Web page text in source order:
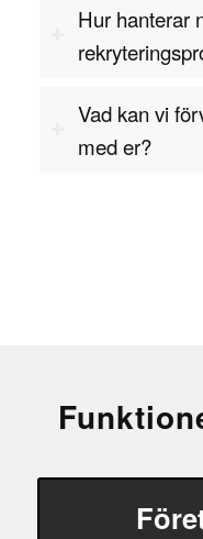
Hur hanterar
Vad kan vi
med er?